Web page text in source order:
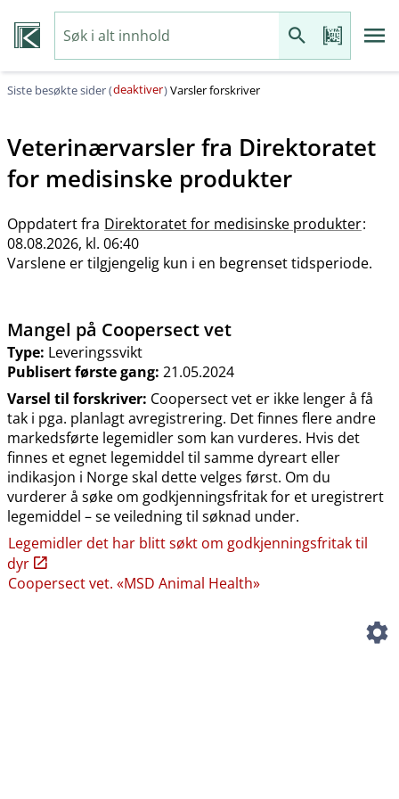
Siste besøkte sider (deaktiver)Varsler forskriver
Veterinærvarsler fra Direktoratet
for medisinske produkter
Oppdatert fra Direktoratet for medisinske produkter:
08.08.2026, kl. 06:40
Varslene er tilgjengelig kun i en begrenset tidsperiode.
Mangel på Coopersect vet
Type: Leveringssvikt
Publisert første gang: 21.05.2024
Varsel til forskriver: Coopersect vet er ikke lenger å få
tak i pga. planlagt avregistrering. Det finnes flere andre
markedsførte legemidler som kan vurderes. Hvis det
finnes et egnet legemiddel til samme dyreart eller
indikasjon i Norge skal dette velges først. Om du
vurderer å søke om godkjenningsfritak for et uregistrert
legemiddel – se veiledning til søknad under.
Legemidler det har blitt søkt om godkjenningsfritak til
dyr
Coopersect vet. «MSD Animal Health»